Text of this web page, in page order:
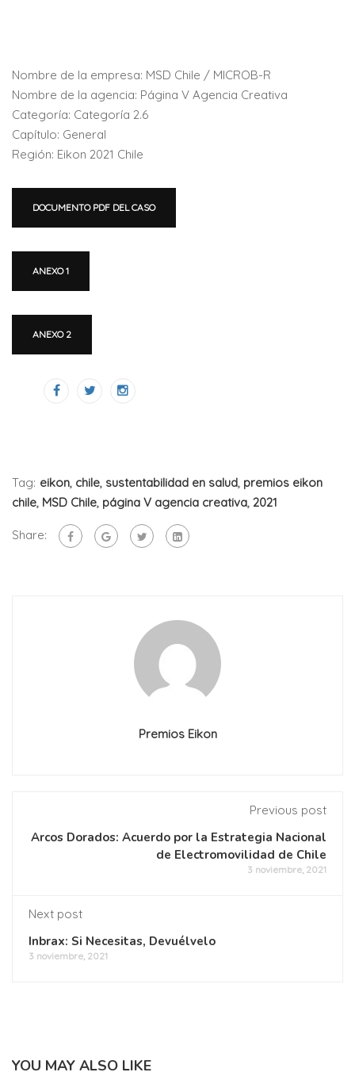
Nombre de la empresa: MSD Chile / MICROB-R
Nombre de la agencia: Página V Agencia Creativa
Categoría: Categoría 2.6
Capítulo: General
Región: Eikon 2021 Chile
DOCUMENTO PDF DEL CASO
ANEXO 1
ANEXO 2
Tag: eikon, chile, sustentabilidad en salud, premios eikon
chile, MSD Chile, página V agencia creativa, 2021
Share:
Premios Eikon
Previous post
Arcos Dorados: Acuerdo por la Estrategia Nacional
de Electromovilidad de Chile
3 noviembre, 2021
Next post
Inbrax: Si Necesitas, Devuélvelo
3 noviembre, 2021
YOU MAY ALSO LIKE